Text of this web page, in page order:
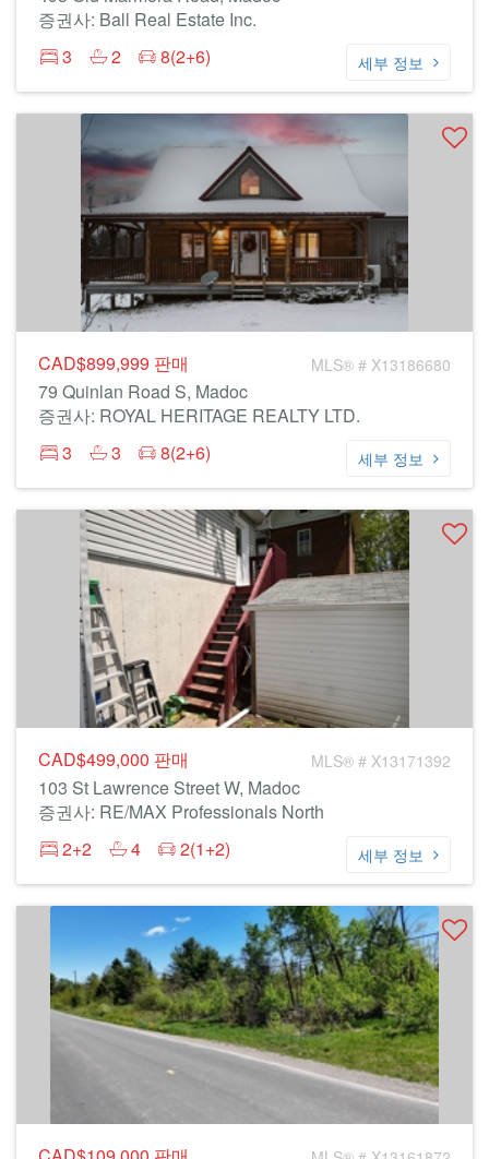
증권사: Ball Real Estate Inc.
3
2 8(2+6) 세부 정보
CAD$899,999 판매 MLS® # X13186680
79 Quinlan Road S, Madoc
증권사: ROYAL HERITAGE REALTY LTD.
3
3 8(2+6) 세부 정보
CAD$499,000 판매 MLS® # X13171392
103 St Lawrence Street W, Madoc
증권사: RE/MAX Professionals North
2+2
4 2(1+2) 세부 정보